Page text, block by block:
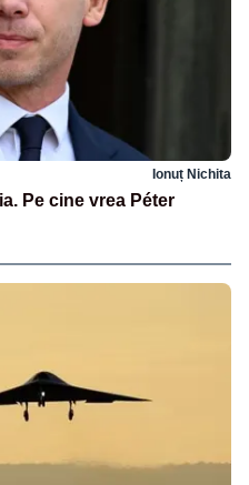
Ionuț Nichita
Pe cine vrea Péter